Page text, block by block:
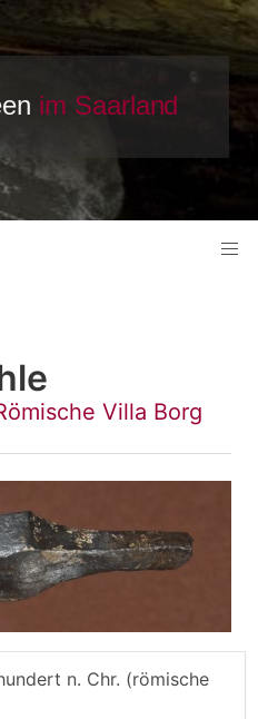
Villa Borg
n. Chr. (römische